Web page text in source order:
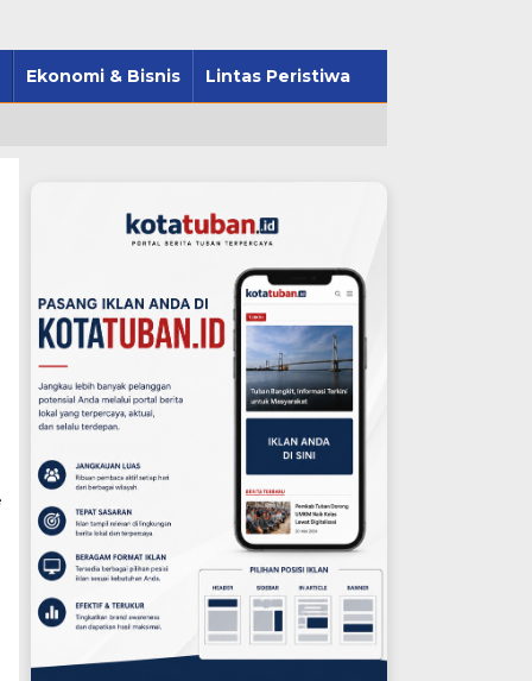
Ekonomi & Bisnis Lintas Peristiwa